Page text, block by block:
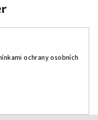
ochrany osobních